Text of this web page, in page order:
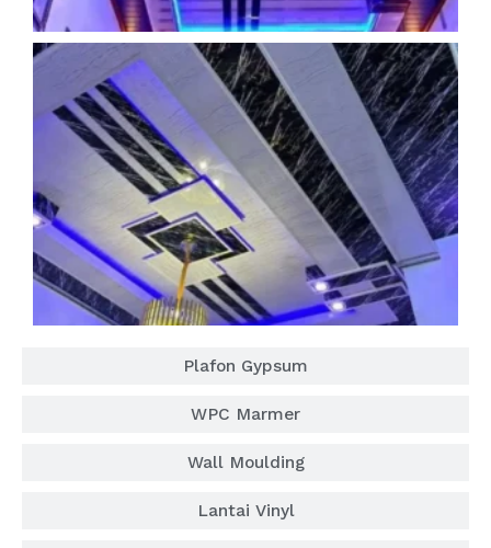
Plafon Gypsum
WPC Marmer
Wall Moulding
Lantai Vinyl